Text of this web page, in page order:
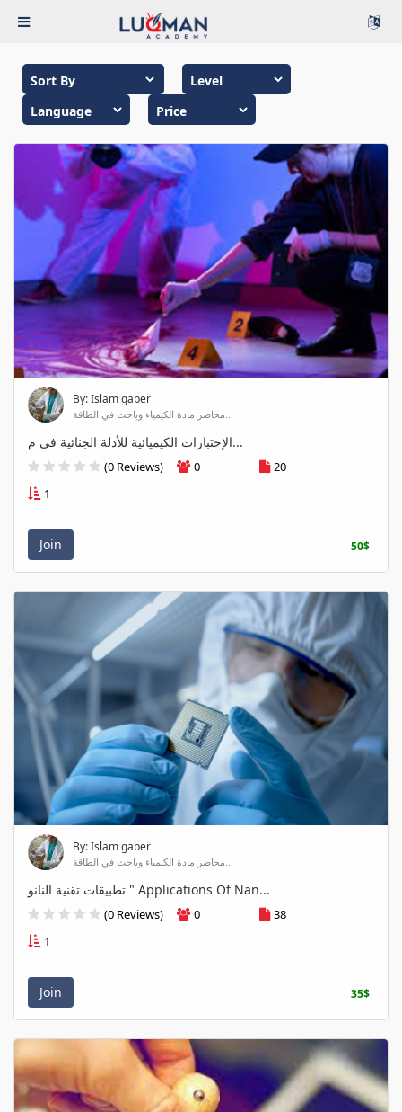
By: Islam gaber
الإختبارات الكيميائية للأدلة الجنائية في م...
(0 Reviews) 0
20
1
Join 50$
By: Islam gaber
تطبيقات تقنية النانو " Applications Of Nan...
(0 Reviews) 0
38
1
Join 35$